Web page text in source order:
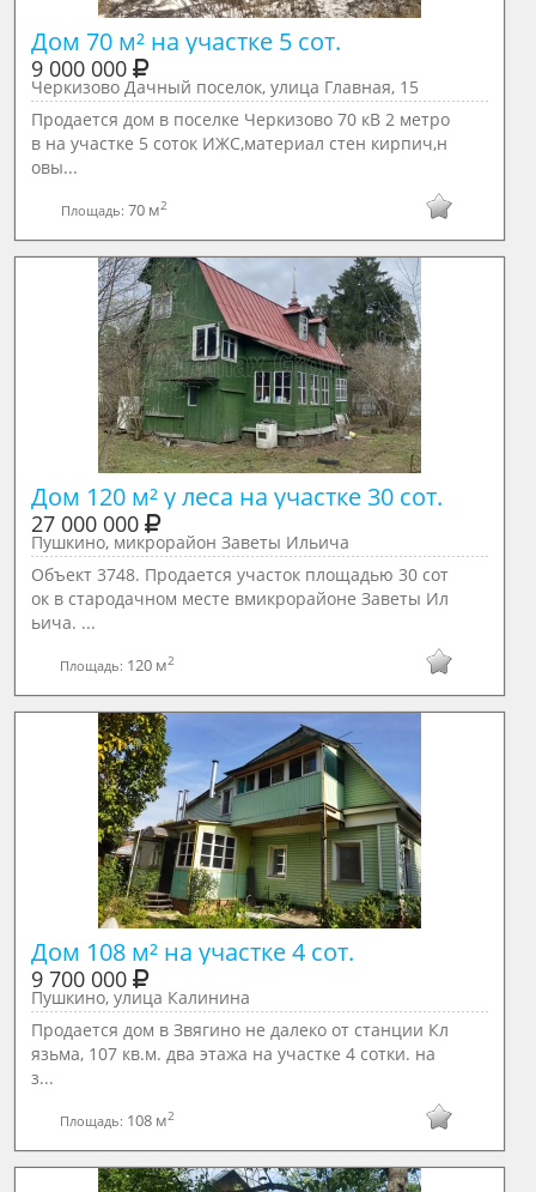
Дом 70 м² на участке 5 сот.
9 000 000
Черкизово Дачный поселок, улица Главная, 15
Продается дом в поселке Черкизово 70 кВ 2 метро
в на участке 5 соток ИЖС,материал стен кирпич,н
овы...
Площадь:70 м2
Дом 120 м² у леса на участке 30 сот.
27 000 000
Пушкино, микрорайон Заветы Ильича
Объект 3748. Продается участок площадью 30 сот
ок в стародачном месте вмикрорайоне Заветы Ил
ьича. ...
Площадь: 120 м2
Дом 108 м² на участке 4 сот.
9 700 000
Пушкино, улица Калинина
Продается дом в Звягино не далеко от станции Кл
язьма, 107 кв.м. два этажа на участке 4 сотки. на
з...
Площадь: 108 м2